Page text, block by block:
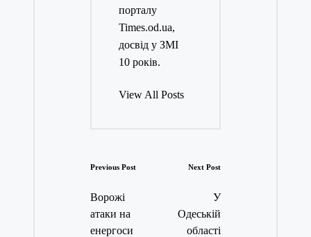
порталу
Times.od.ua,
досвід у ЗМІ
10 років.
View All Posts
Post
navigation
Previous Post
Ворожі
атаки на
енергоси
Next Post
У
Одеській
області